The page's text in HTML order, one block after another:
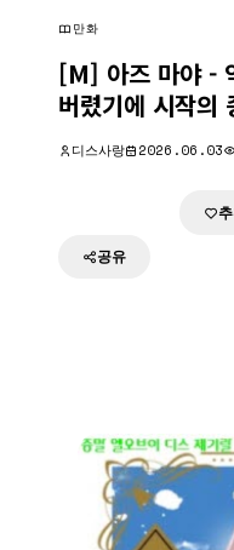
만화
[M] 아즈 마야 -
버렸기에 시작의
디스사랑 2026.06.03
공유